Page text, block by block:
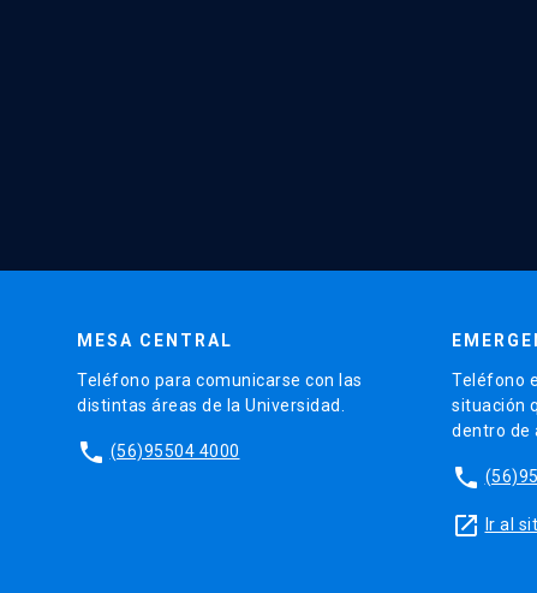
MESA CENTRAL
Teléfono para comunicarse con las
distintas áreas de la Universidad.
phone (56)95504 4000
Teléfono
situación
dentro de
phone
launch Ir al